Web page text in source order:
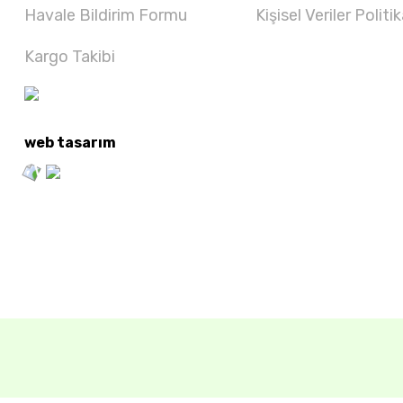
Havale Bildirim Formu
Kargo Takibi
Kişisel Veriler
web tasarım